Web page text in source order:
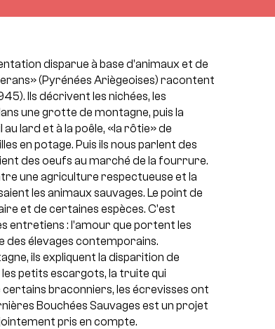
disparue à base d’animaux et de
(Pyrénées Ariègeoises) racontent
Ils décrivent les nichées, les
une grotte de montagne, puis la
lard et à la poêle, «la rôtie» de
en potage. Puis ils nous parlent des
des oeufs au marché de la fourrure.
une agriculture respectueuse et la
les animaux sauvages. Le point de
et de certaines espèces. C’est
entretiens : l’amour que portent les
des élevages contemporains.
ils expliquent la disparition de
les petits escargots, la truite qui
certains braconniers, les écrevisses ont
Bouchées Sauvages est un projet
pris en compte.